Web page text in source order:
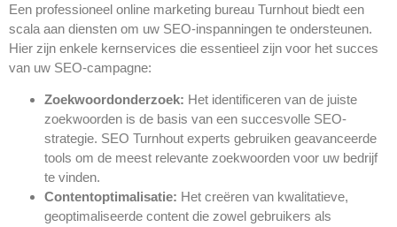
Een professioneel online marketing bureau Turnhout biedt een
scala aan diensten om uw SEO-inspanningen te ondersteunen.
Hier zijn enkele kernservices die essentieel zijn voor het succes
van uw SEO-campagne:
Zoekwoordonderzoek: Het identificeren van de juiste
zoekwoorden is de basis van een succesvolle SEO-
strategie. SEO Turnhout experts gebruiken geavanceerde
tools om de meest relevante zoekwoorden voor uw bedrijf
te vinden.
Contentoptimalisatie: Het creëren van kwalitatieve,
geoptimaliseerde content die zowel gebruikers als